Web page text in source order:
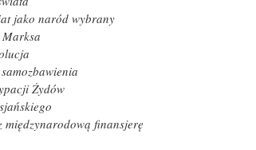
jako naród wybrany
Żydów
finansjerę